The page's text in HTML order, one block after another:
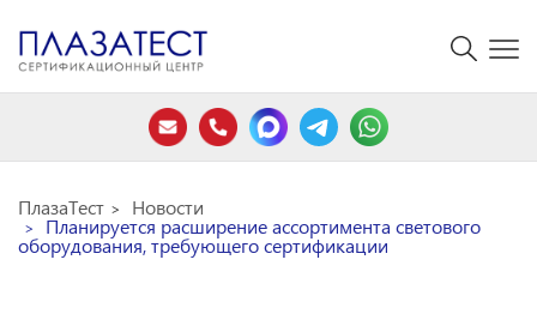
ПлазаТест Новости
Планируется расширение ассортимента светового
оборудования, требующего сертификации